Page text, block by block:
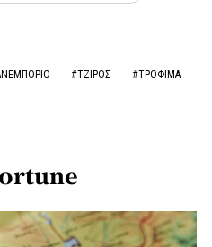
#ΤΖΙΡΟΣ #ΤΡΟΦΙΜΑ